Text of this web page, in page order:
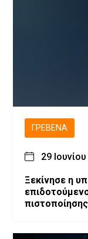
ΓΡΕΒΕΝΆ
29
Ξεκίνησε η